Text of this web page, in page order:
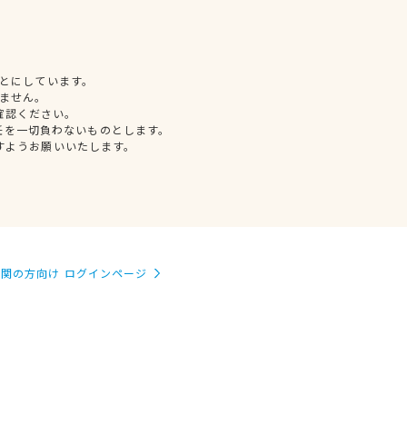
しています。
せん。
ください。
一切負わないものとします。
うお願いいたします。
の方向け ログインページ